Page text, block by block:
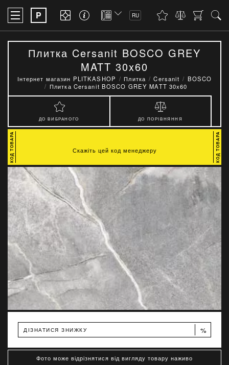
P RU
Плитка Cersanit BOSCO GREY
MATT 30x60
Інтернет магазин PLITKASHOP Плитка Cersanit
BOSCO
Плитка Cersanit BOSCO GREY MATT 30x60
ДО ВИБРАНОГО ДО ПОРІВНЯННЯ
ДІЗНАТИСЯ ЗНИЖКУ %
Фото може відрізнятися від вигляду товару наживо
Скажіть цей код менеджеру